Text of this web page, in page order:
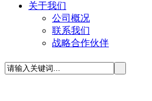
关于我们
公司概况
联系我们
战略合作伙伴